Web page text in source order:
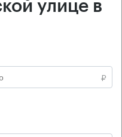
улице в
₽